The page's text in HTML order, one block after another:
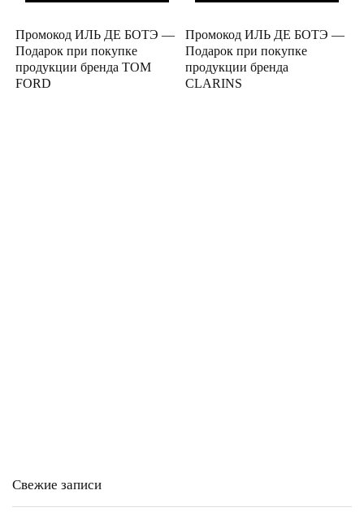
Промокод ИЛЬ ДЕ БОТЭ —
Подарок при покупке
продукции бренда TOM
FORD
Промокод ИЛЬ ДЕ БОТЭ —
Подарок при покупке
продукции бренда
CLARINS
Свежие записи